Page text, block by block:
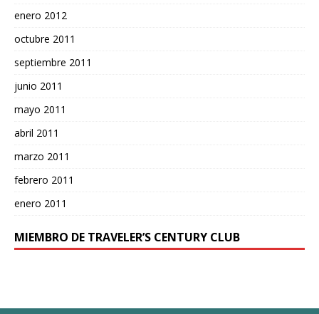
enero 2012
octubre 2011
septiembre 2011
junio 2011
mayo 2011
abril 2011
marzo 2011
febrero 2011
enero 2011
MIEMBRO DE TRAVELER’S CENTURY CLUB